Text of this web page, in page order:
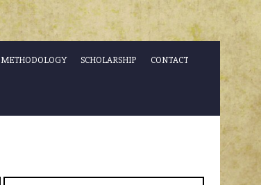
METHODOLOGY SCHOLARSHIP CONTACT